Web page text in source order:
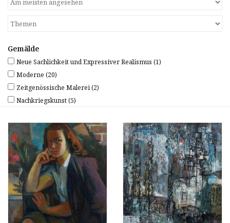
Gemälde
Neue Sachlichkeit und Expressiver Realismus (1)
Moderne (20)
Zeitgenössische Malerei(2)
Nachkriegskunst(5)